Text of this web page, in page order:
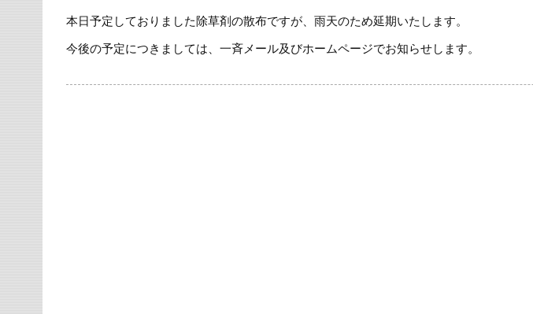
本日予定しておりました除草剤の散布ですが、雨天のため延期いたします。
今後の予定につきましては、一斉メール及びホームページでお知らせします。